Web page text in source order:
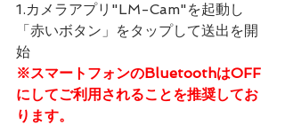
1.カメラアプリ"LM-Cam"を起動し
「赤いボタン」をタップして送出を開
始
※スマートフォンのBluetoothはOFF
にしてご利用されることを推奨してお
ります。